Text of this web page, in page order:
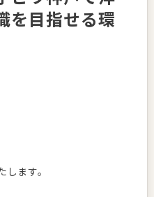
を目指せる環
ます。